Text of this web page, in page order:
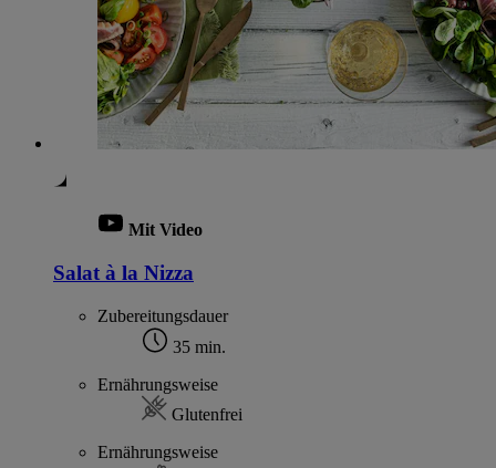
Mit Video
Salat à la Nizza
Zubereitungsdauer
35 min.
Ernährungsweise
Glutenfrei
Ernährungsweise